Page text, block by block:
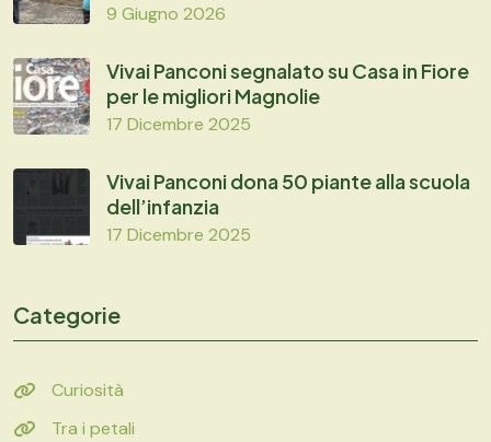
9 Giugno 2026
Vivai Panconi segnalato su Casa in Fiore
per le migliori Magnolie
17 Dicembre 2025
Vivai Panconi dona 50 piante alla scuola
dell’infanzia
17 Dicembre 2025
Categorie
Curiosità
Tra i petali